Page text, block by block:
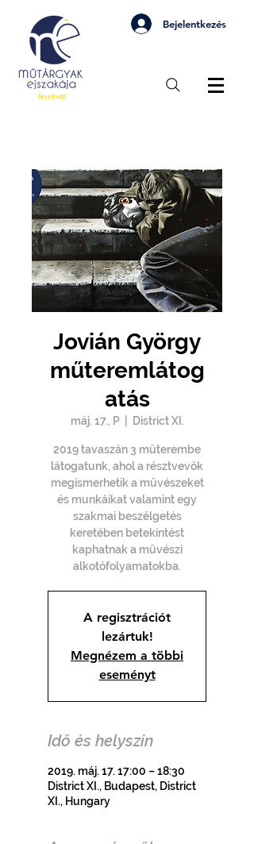
Bejelentkezés
Jovián György
műteremlátog
atás
máj. 17., P
  |
District XI.
2019 tavaszán 3 műterembe
látogatunk, ahol a résztvevők
megismerhetik a művészeket
és munkáikat valamint egy
szakmai beszélgetés
keretében betekintést
kaphatnak a művészi
alkotófolyamatokba.
A regisztrációt
lezártuk!
Megnézem a többi
eseményt
Idő és helyszín
2019. máj. 17. 17:00 – 18:30
District XI., Budapest, District
XI., Hungary